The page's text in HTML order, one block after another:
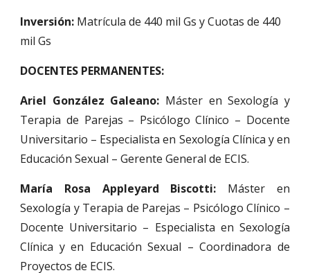
Inversión: Matrícula de 440 mil Gs y Cuotas de 440
mil Gs
DOCENTES PERMANENTES:
Ariel González Galeano: Máster en Sexología y
Terapia de Parejas – Psicólogo Clínico – Docente
Universitario – Especialista en Sexología Clínica y en
Educación Sexual – Gerente General de ECIS.
María Rosa Appleyard Biscotti: Máster en
Sexología y Terapia de Parejas – Psicólogo Clínico –
Docente Universitario – Especialista en Sexología
Clínica y en Educación Sexual – Coordinadora de
Proyectos de ECIS.